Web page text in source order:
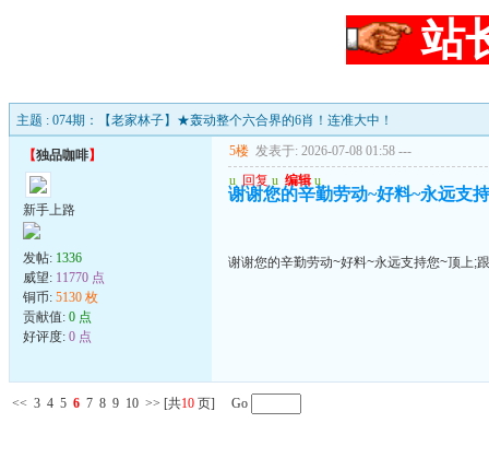
站
主题 : 074期：【老家林子】★轰动整个六合界的6肖！连准大中！
【独品咖啡】
新手上路
发帖: 1336
威望: 11770 点
铜币: 5130 枚
贡献值: 0 点
好评度: 0 点
5楼 发表于: 2026-07-08 01:58 ---
u 回复 u 编辑 u
谢谢您的辛勤劳动~好料~永远支
谢谢您的辛勤劳动~好料~永远支持您~顶上;
<< 3 4 5 6 7 8 9 10 >> [共10 页] Go